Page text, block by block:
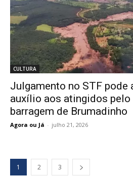
CULTURA
Julgamento no STF pode
auxílio aos atingidos
barragem de Brumadinho
Agora ou Já - julho 21, 2026
1 2 3